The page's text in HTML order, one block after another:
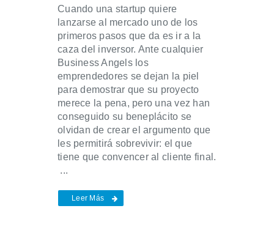
Cuando una startup quiere
lanzarse al mercado uno de los
primeros pasos que da es ir a la
caza del inversor. Ante cualquier
Business Angels los
emprendedores se dejan la piel
para demostrar que su proyecto
merece la pena, pero una vez han
conseguido su beneplácito se
olvidan de crear el argumento que
les permitirá sobrevivir: el que
tiene que convencer al cliente final.
...
Leer Más